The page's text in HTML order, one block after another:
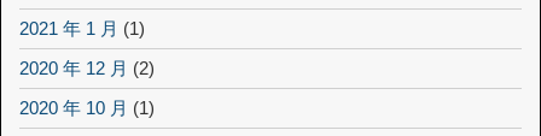
2021 年 1 月 (1)
2020 年 12 月 (2)
2020 年 10 月 (1)